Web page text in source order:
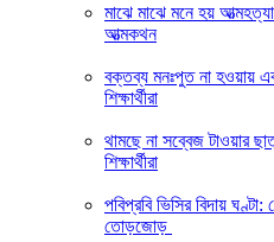
মাঝে মাঝে মনে হয়
আত্মকথন
বক্তব্য মনঃপুত না হওয়ায়
শিক্ষার্থীরা
থামছে না সব্বেজ টাওয়ার
শিক্ষার্থীরা
পবিপ্রবি ভিসির বিদায়
তোড়জোড়